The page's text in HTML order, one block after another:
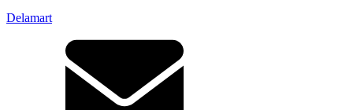
Delamart